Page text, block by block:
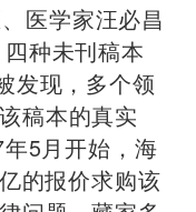
医学家汪必昌
种未刊稿本
发现，多个领
稿本的真实
5月开始，海
的报价求购该